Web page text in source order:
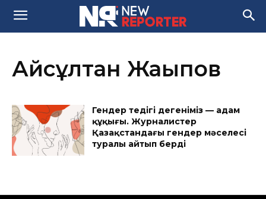
Айсұлтан Жақыпов
Гендер теңдігі дегеніміз — адам
құқығы. Журналистер
Қазақстандағы гендер мәселесі
туралы айтып берді